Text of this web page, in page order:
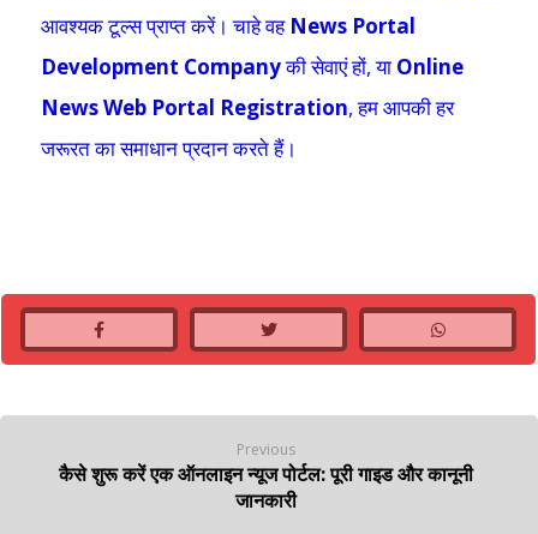
आवश्यक टूल्स प्राप्त करें। चाहे वह News Portal
Development Companyकी सेवाएं हों, या Online
News Web Portal Registration, हम आपकी हर
जरूरत का समाधान प्रदान करते हैं।
Previous
कैसे शुरू करें एक ऑनलाइन न्यूज पोर्टल: पूरी गाइड और कानूनी
जानकारी